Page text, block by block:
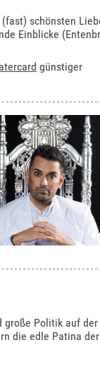
schönsten
Einblicke
günstiger
Politik auf der
die edle Patina